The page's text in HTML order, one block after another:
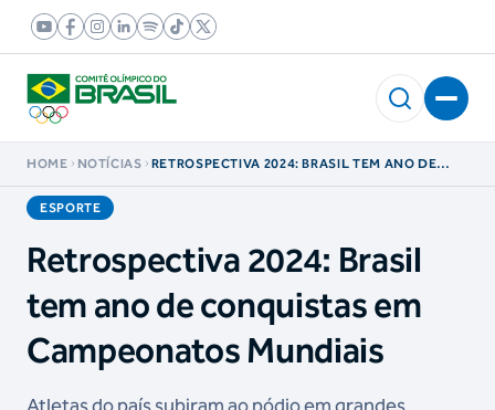
HOME NOTÍCIAS
RETROSPECTIVA 2024: BRASIL TEM ANO DE
ESPORTE
Retrospectiva 2024: Brasil
tem ano de conquistas em
Campeonatos Mundiais